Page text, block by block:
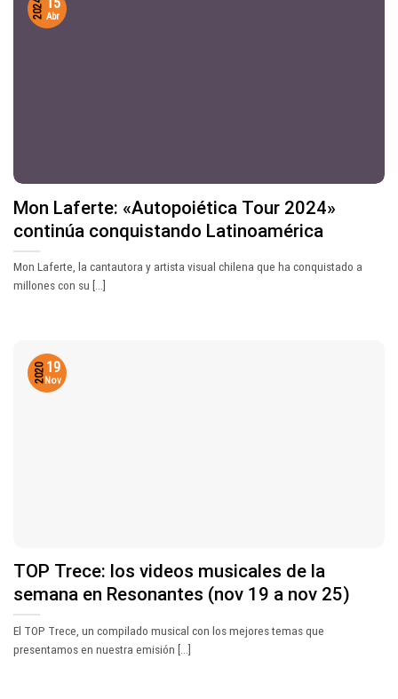
Mon Laferte: «Autopoiética Tour 2024»
continúa conquistando Latinoamérica
Mon Laferte, la cantautora y artista visual chilena que ha conquistado a
millones con su [...]
Abr
2024
TOP Trece: los videos musicales de la
semana en Resonantes (nov 19 a nov 25)
El TOP Trece, un compilado musical con los mejores temas que
presentamos en nuestra emisión [...]
19
Nov
2020